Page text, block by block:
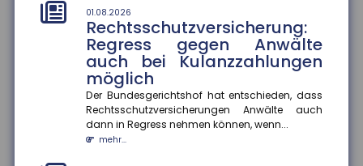
01.08.2026
Rechtsschutzversicherung:
Regress gegen Anwälte
auch bei Kulanzzahlungen
möglich
Der Bundesgerichtshof hat entschieden, dass
Rechtsschutzversicherungen Anwälte auch
dann in Regress nehmen können, wenn...
mehr...
die Altersvorsorge
Die Bundesregierung plant die Einführung einer
Frühstart-Rente für Kinder ab sechs Jahren. Die
deutsche Versicherungswir...
mehr...
28.07.2026
Flugzeitenänderung:
Mängelansprüche bei